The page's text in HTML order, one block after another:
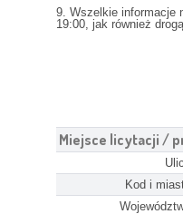
9. Wszelkie informacje
19:00, jak również
Miejsce licytacji /
Kod i